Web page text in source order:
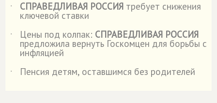
˙
СПРАВЕДЛИВАЯ РОССИЯ требует снижения
ключевой ставки
˙
Цены под колпак: СПРАВЕДЛИВАЯ РОССИЯ
предложила вернуть Госкомцен для борьбы с
инфляцией
˙
Пенсия детям, оставшимся без родителей